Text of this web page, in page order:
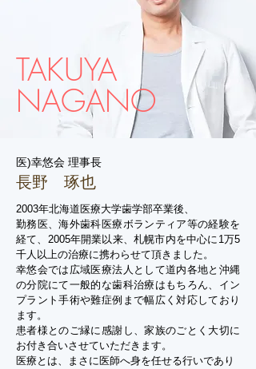
TAKUYA
NAGANO
医)幸悠会 理事長
長野 琢也
2003年北海道医療大学歯学部卒業後、
勤務医、海外歯科医療ボランティア等の経験を
経て、2005年開業以来、札幌市内を中心に1万5
千人以上の治療に携わらせて頂きました。
幸悠会では広域医療法人として道内各地と沖縄
の分院にて一般的な歯科治療はもちろん、イン
プラント手術や難症例まで幅広く対応しており
ます。
患者様とのご縁に感謝し、家族のごとく大切に
お付き合いさせていただきます。
医療とは、まさに医師へ身を任せる行いであり